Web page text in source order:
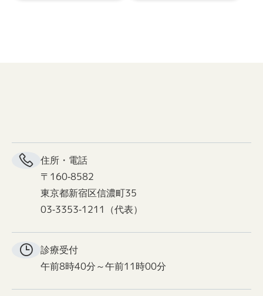
住所・電話
〒160-8582
東京都新宿区信濃町35
03-3353-1211（代表）
診療受付
午前8時40分～午前11時00分